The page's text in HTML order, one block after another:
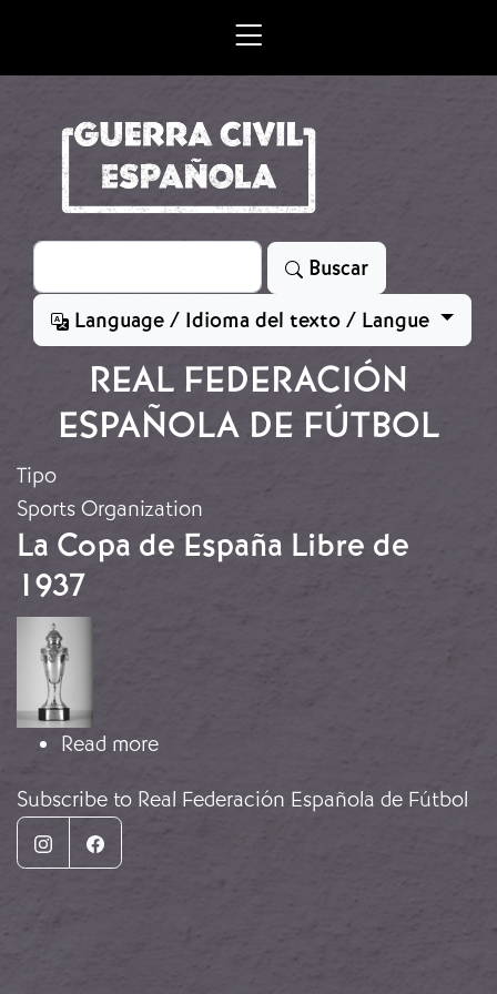
Search
Buscar
Language / Idioma del texto / Langue
REAL FEDERACIÓN
ESPAÑOLA DE FÚTBOL
Tipo
Sports Organization
La Copa de España Libre de
1937
Image
Read moreabout La Copa de España Libre de
Subscribe to Real Federación Española de Fútbol
InstagramFacebook